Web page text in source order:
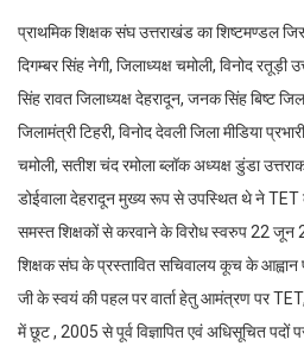
प्राथमिक शिक्षक संघ उत्तराखंड का शिष्टमण्डल
दिगम्बर सिंह नेगी, जिलाध्यक्ष चमोली, विनोद रतूड़ी
सिंह रावत जिलाध्यक्ष देहरादून, जनक सिंह बिष्ट
जिलामंत्री टिहरी, विनोद देवली जिला मीडिया
चमोली, सतीश चंद रमोला ब्लॉक अध्यक्ष डुंडा
डोईवाला देहरादून मुख्य रूप से उपस्थित थे ने TET
समस्त शिक्षकों से करवाने के विरोध स्वरुप 22 जून
शिक्षक संघ के प्रस्तावित सचिवालय कूच के आह्वान
जी के स्वयं की पहल पर वार्ता हेतु आमंत्रण पर
में छूट , 2005 से पूर्व विज्ञापित एवं अधिसूचित पदों